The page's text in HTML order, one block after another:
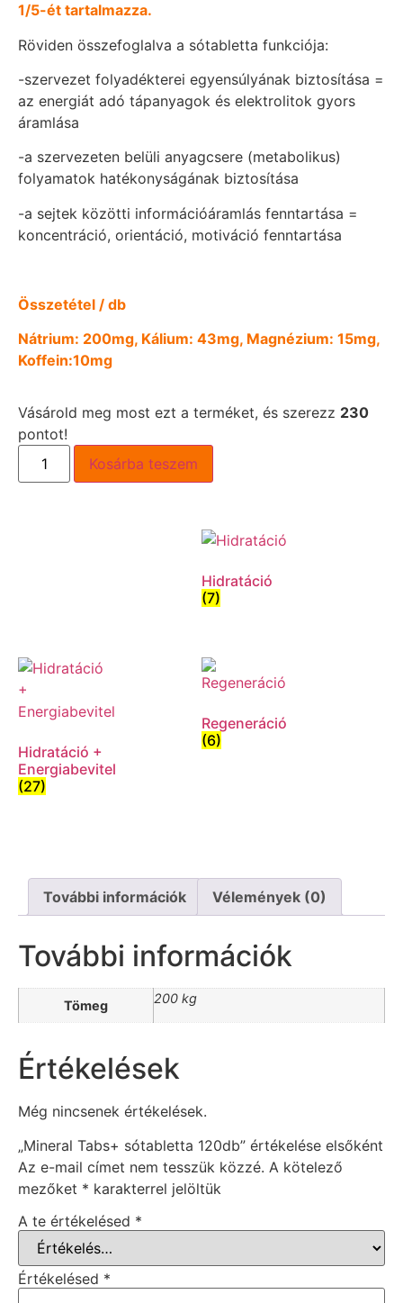
1/5-ét tartalmazza.
Röviden összefoglalva a sótabletta funkciója:
-szervezet folyadékterei egyensúlyának biztosítása =
az energiát adó tápanyagok és elektrolitok gyors
áramlása
-a szervezeten belüli anyagcsere (metabolikus)
folyamatok hatékonyságának biztosítása
-a sejtek közötti információáramlás fenntartása =
koncentráció, orientáció, motiváció fenntartása
Összetétel / db
Nátrium: 200mg, Kálium: 43mg, Magnézium: 15mg,
Koffein:10mg
Vásárold meg most ezt a terméket, és szerezz 230
pontot!
Kosárba teszem
Hidratáció
(7)
Hidratáció +
Energiabevitel
(27)
Regeneráció
(6)
További információk Vélemények (0)
További információk
Tömeg 200 kg
Értékelések
Még nincsenek értékelések.
„Mineral Tabs+ sótabletta 120db” értékelése elsőként
Az e-mail címet nem tesszük közzé. A kötelező
mezőket * karakterrel jelöltük
A te értékelésed *
Értékelésed *